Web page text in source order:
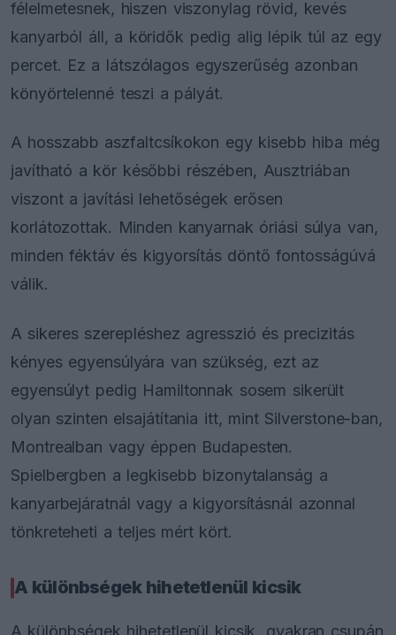
félelmetesnek, hiszen viszonylag rövid, kevés
kanyarból áll, a köridők pedig alig lépik túl az egy
percet. Ez a látszólagos egyszerűség azonban
könyörtelenné teszi a pályát.
A hosszabb aszfaltcsíkokon egy kisebb hiba még
javítható a kör későbbi részében, Ausztriában
viszont a javítási lehetőségek erősen
korlátozottak. Minden kanyarnak óriási súlya van,
minden féktáv és kigyorsítás döntő fontosságúvá
válik.
A sikeres szerepléshez agresszió és precizitás
kényes egyensúlyára van szükség, ezt az
egyensúlyt pedig Hamiltonnak sosem sikerült
olyan szinten elsajátítania itt, mint Silverstone-ban,
Montrealban vagy éppen Budapesten.
Spielbergben a legkisebb bizonytalanság a
kanyarbejáratnál vagy a kigyorsításnál azonnal
tönkreteheti a teljes mért kört.
A különbségek hihetetlenül kicsik
A különbségek hihetetlenül kicsik, gyakran csupán